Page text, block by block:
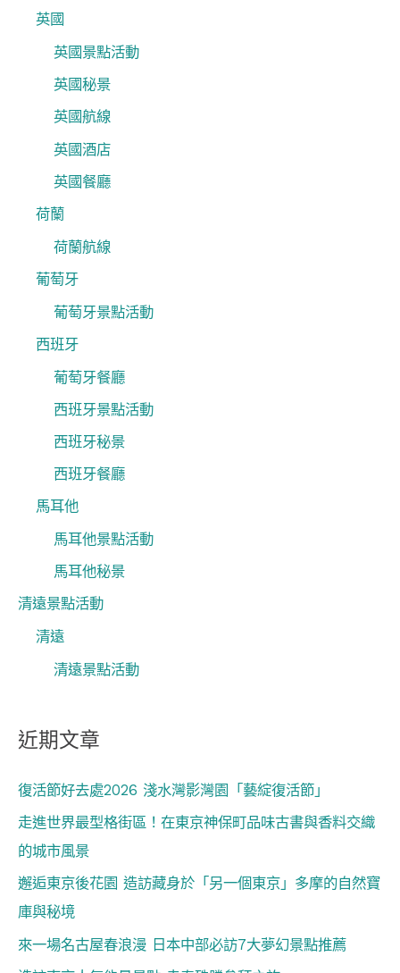
英國
英國景點活動
英國秘景
英國航線
英國酒店
英國餐廳
荷蘭
荷蘭航線
葡萄牙
葡萄牙景點活動
西班牙
葡萄牙餐廳
西班牙景點活動
西班牙秘景
西班牙餐廳
馬耳他
馬耳他景點活動
馬耳他秘景
清遠景點活動
清遠
清遠景點活動
近期文章
復活節好去處2026 淺水灣影灣園「藝綻復活節」
走進世界最型格街區！在東京神保町品味古書與香料交織
的城市風景
邂逅東京後花園 造訪藏身於「另一個東京」多摩的自然寶
庫與秘境
來一場名古屋春浪漫 日本中部必訪7大夢幻景點推薦